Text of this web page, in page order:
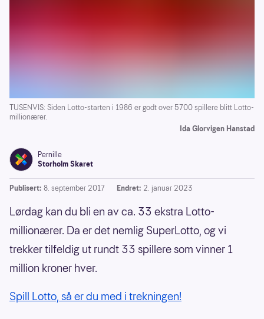
TUSENVIS: Siden Lotto-starten i 1986 er godt over 5700 spillere blitt Lotto-
millionærer.
Ida Glorvigen Hanstad
Pernille
Storholm Skaret
Publisert: 8. september 2017 Endret: 2. januar 2023
Lørdag kan du bli en av ca. 33 ekstra Lotto-
millionærer. Da er det nemlig SuperLotto, og vi
trekker tilfeldig ut rundt 33 spillere som vinner 1
million kroner hver.
Spill Lotto, så er du med i trekningen!